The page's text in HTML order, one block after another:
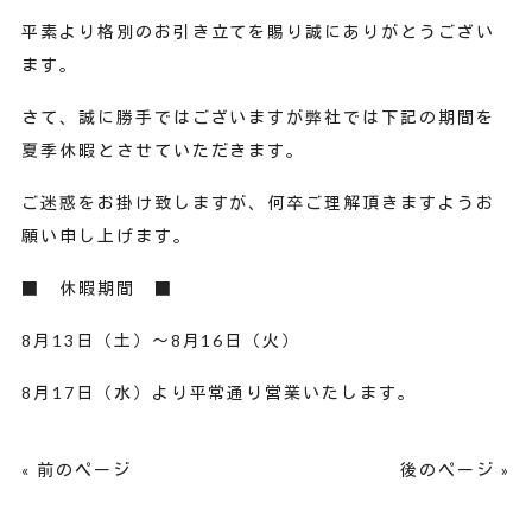
平素より格別のお引き立てを賜り誠にありがとうござい
ます。
さて、誠に勝手ではございますが弊社では下記の期間を
夏季休暇とさせていただきます。
ご迷惑をお掛け致しますが、何卒ご理解頂きますようお
願い申し上げます。
■ 休暇期間 ■
8月13日（土）～8月16日（火）
8月17日（水）より平常通り営業いたします。
« 前のページ 後のページ »